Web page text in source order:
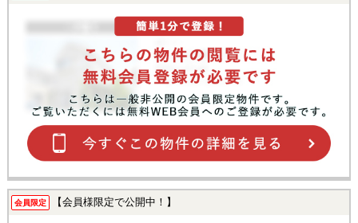
会員限定 【会員様限定で公開中！】